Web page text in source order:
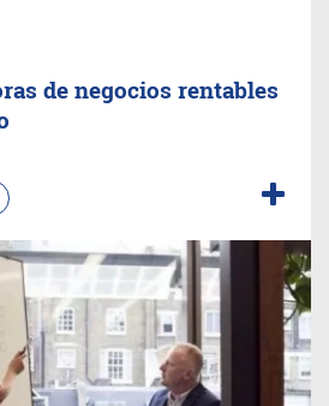
de negocios rentables